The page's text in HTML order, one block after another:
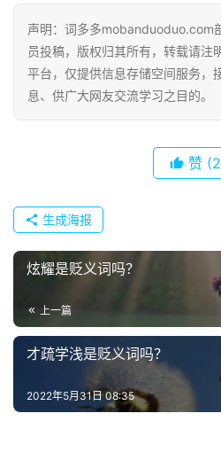
声明：词多多mobanduoduo.com
员投稿，版权归其所有，转载请注
平台，仅提供信息存储空间服务，
息、供广大网友交流学习之目的。
赞
生成海报
炫耀是贬义词吗？
上一篇
才疏学浅是贬义词吗？
2022年5月31日 08:35